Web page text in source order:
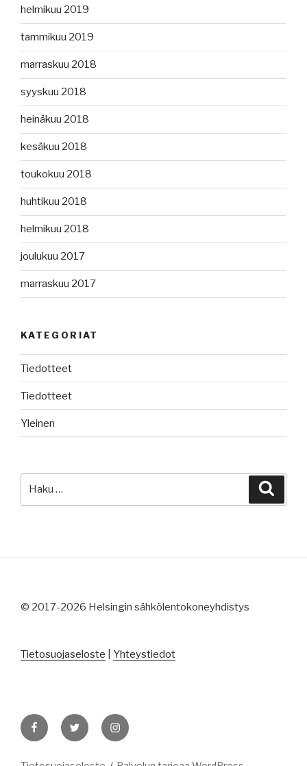
helmikuu 2019
tammikuu 2019
marraskuu 2018
syyskuu 2018
heinäkuu 2018
kesäkuu 2018
toukokuu 2018
huhtikuu 2018
helmikuu 2018
joulukuu 2017
marraskuu 2017
KATEGORIAT
Tiedotteet
Tiedotteet
Yleinen
© 2017-2026 Helsingin sähkölentokoneyhdistys
Tietosuojaseloste Yhteystiedot
FacebookTwitter Instagram